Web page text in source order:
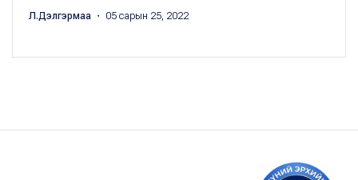
Л.Дэлгэрмаа ・ 05 сарын 25, 2022